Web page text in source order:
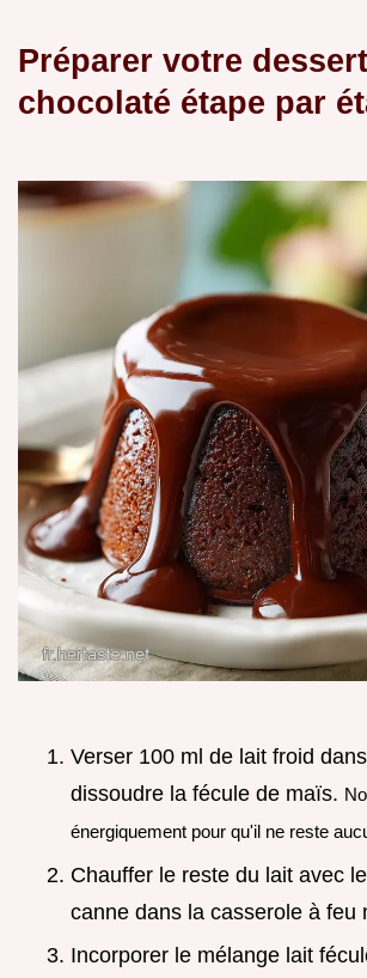
Préparer votre dessert
chocolaté étape par
Verser 100 ml de lait froid
dissoudre la fécule de maïs.
énergiquement pour qu'il ne reste
Chauffer le reste du lait avec
canne dans la casserole à feu
Incorporer le mélange lait